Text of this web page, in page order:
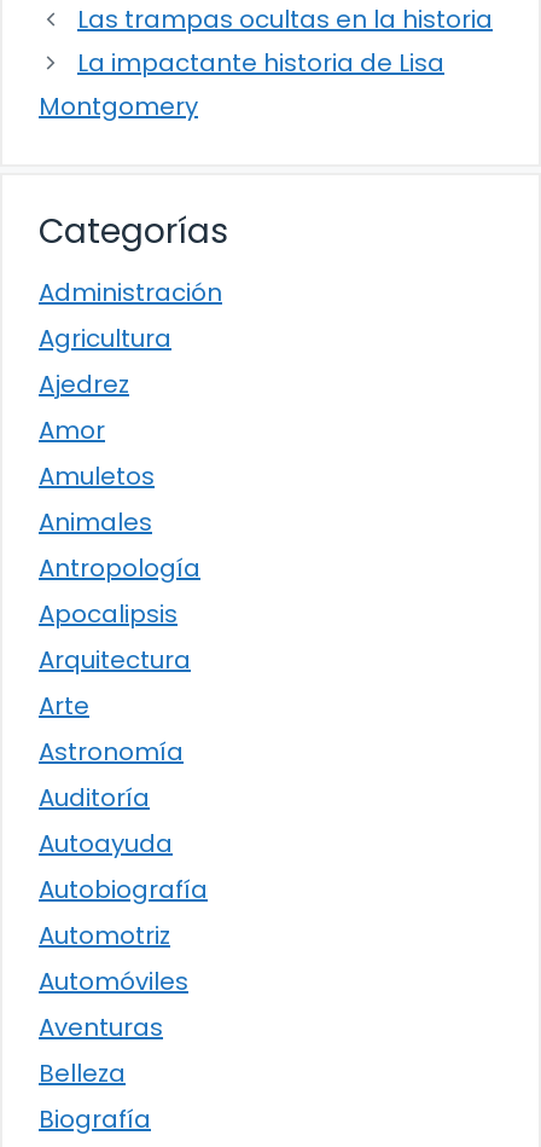
Las trampas ocultas en la historia
La impactante historia de Lisa
Montgomery
Categorías
Administración
Agricultura
Ajedrez
Amor
Amuletos
Animales
Antropología
Apocalipsis
Arquitectura
Arte
Astronomía
Auditoría
Autoayuda
Autobiografía
Automotriz
Automóviles
Aventuras
Belleza
Biografía